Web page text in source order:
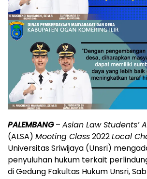
PALEMBANG– Asian Law Students’
(ALSA) Mooting Class2022Local
Universitas Sriwijaya (Unsri)
penyuluhan hukum terkait
di Gedung Fakultas Hukum Unsri,